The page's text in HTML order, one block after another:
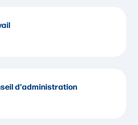
d'administration